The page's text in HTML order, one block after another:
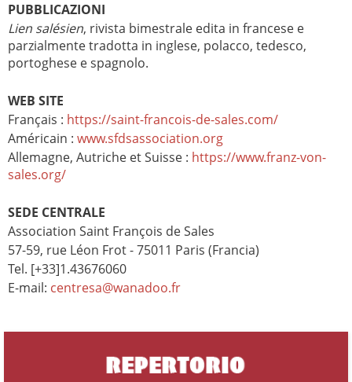
PUBBLICAZIONI
Lien salésien, rivista bimestrale edita in francese e
parzialmente tradotta in inglese, polacco, tedesco,
portoghese e spagnolo.
WEB SITE
Français : https://saint-francois-de-sales.com/
Américain : www.sfdsassociation.org
Allemagne, Autriche et Suisse : https://www.franz-von-
sales.org/
SEDE CENTRALE
Association Saint François de Sales
57-59, rue Léon Frot - 75011 Paris (Francia)
Tel. [+33]1.43676060
E-mail: centresa@wanadoo.fr